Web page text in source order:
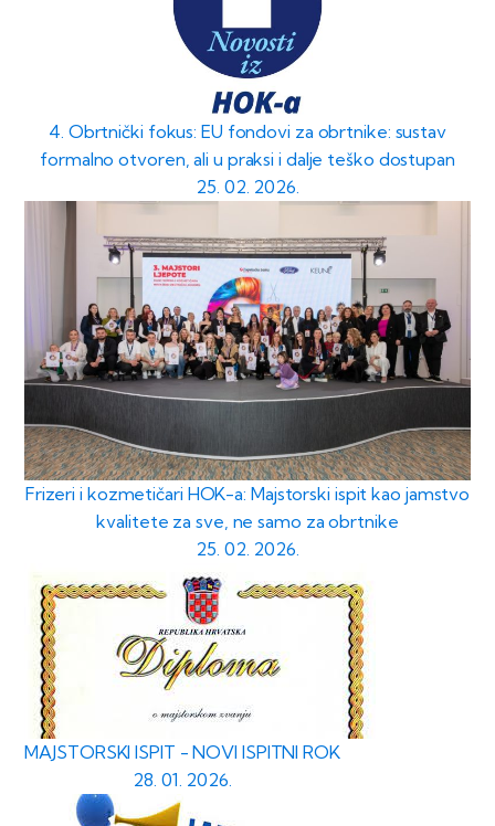
4. Obrtnički fokus: EU fondovi za obrtnike: sustav
formalno otvoren, ali u praksi i dalje teško dostupan
25. 02. 2026.
Frizeri i kozmetičari HOK-a: Majstorski ispit kao jamstvo
kvalitete za sve, ne samo za obrtnike
25. 02. 2026.
MAJSTORSKI ISPIT - NOVI ISPITNI ROK
28. 01. 2026.